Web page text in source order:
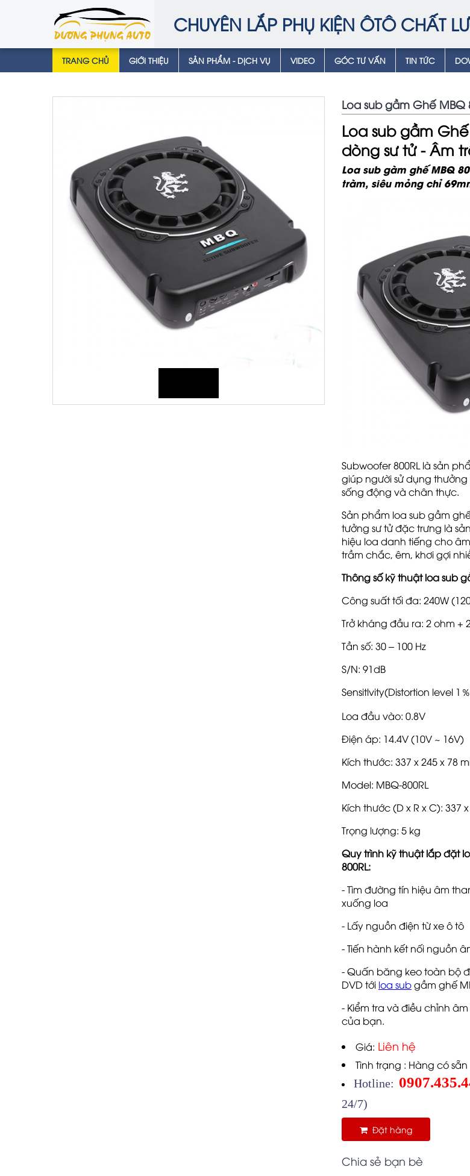
CHUYÊN LẮP PHỤ KIỆN ÔTÔ CHẤT
TRANG CHỦ GIỚI THIỆU SẢN PHẨM - DỊCH VỤ VIDEO GÓC TƯ VẤN TIN TỨC
Loa sub gầm Ghế MBQ
Loa sub gầm Ghế
dòng sư tử - Âm
Loa sub gầm ghế MBQ
trầm, siêu mỏng chỉ
Subwoofer 800RL là sản
giúp người sử dụng
sống động và chân thực.
Sản phẩm loa sub gầm
tưởng sư tử đặc trưng là
hiệu loa danh tiếng cho
trầm chắc, êm, khơi gợi
Thông số kỹ thuật loa sub
Công suất tối đa: 240W
Trở kháng đầu ra: 2 ohm +
Tần số: 30 – 100 Hz
S/N: 91dB
Sensitlvity(Distortion level 1
Loa đầu vào: 0.8V
Điện áp: 14.4V (10V ~ 16V)
Kích thước: 337 x 245 x 78
Model: MBQ-800RL
Kích thước (D x R x C): 337
Trọng lượng: 5 kg
Quy trình kỹ thuật lắp đặt
800RL:
- Tìm đường tín hiệu âm
xuống loa
- Lấy nguồn điện từ xe ô tô
- Tiến hành kết nối nguồn
- Quấn băng keo toàn bộ
DVD tới loa subgầm ghế
- Kiểm tra và điều chỉnh
của bạn.
Giá: Liên hệ
Tình trạng : Hàng có sẵn
Hotline:
24/7)
Đặt hàng
Chia sẻ bạn bè